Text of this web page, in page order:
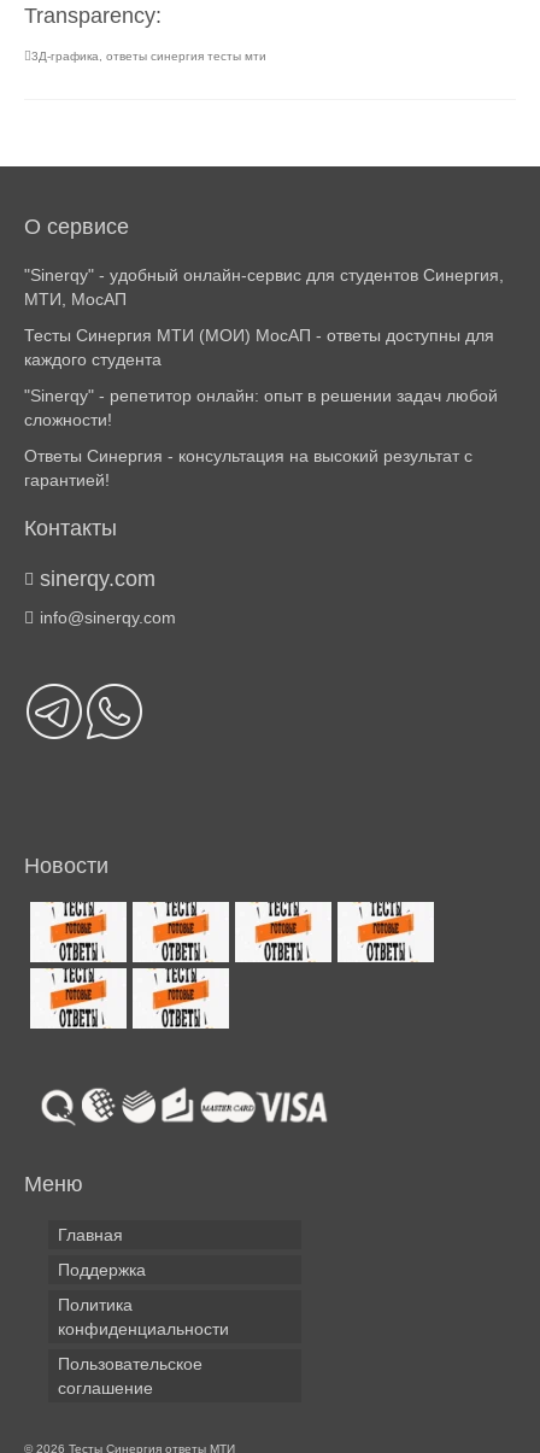
Transparency:
3Д-графика ответы синергия тесты мти
О сервисе
"Sinerqy" - удобный онлайн-сервис для студентов Синергия,
МТИ, МосАП
Тесты Синергия МТИ (МОИ) МосАП - ответы доступны для
каждого студента
"Sinerqy" - репетитор онлайн: опыт в решении задач любой
сложности!
Ответы Синергия - консультация на высокий результат с
гарантией!
Контакты
sinerqy.com
info@sinerqy.com
Новости
Меню
Главная
Поддержка
Политика
конфиденциальности
Пользовательское
соглашение
© 2026 Тесты Синергия ответы МТИ